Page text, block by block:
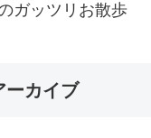
ガッツリお散歩
ーカイブ